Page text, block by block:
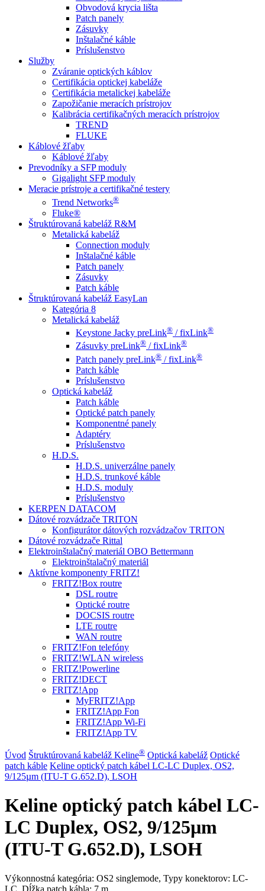
Obvodová krycia lišta
Patch panely
Zásuvky
Inštalačné káble
Príslušenstvo
Služby
Zváranie optických káblov
Certifikácia optickej kabeláže
Certifikácia metalickej kabeláže
Zapožičanie meracích prístrojov
Kalibrácia certifikačných meracích prístrojov
TREND
FLUKE
Káblové žľaby
Káblové žľaby
Prevodníky a SFP moduly
Gigalight SFP moduly
Meracie prístroje a certifikačné testery
Trend Networks®
Fluke®
Štruktúrovaná kabeláž R&M
Metalická kabeláž
Connection moduly
Inštalačné káble
Patch panely
Zásuvky
Patch káble
Štruktúrovaná kabeláž EasyLan
Kategória 8
Metalická kabeláž
Keystone Jacky preLink® / fixLink®
Zásuvky preLink® / fixLink®
Patch panely preLink® / fixLink®
Patch káble
Príslušenstvo
Optická kabeláž
Patch káble
Optické patch panely
Komponentné panely
Adaptéry
Príslušenstvo
H.D.S.
H.D.S. univerzálne panely
H.D.S. trunkové káble
H.D.S. moduly
Príslušenstvo
KERPEN DATACOM
Dátové rozvádzače TRITON
Konfigurátor dátových rozvádzačov TRITON
Dátové rozvádzače Rittal
Elektroinštalačný materiál OBO Bettermann
Elektroinštalačný materiál
Aktívne komponenty FRITZ!
FRITZ!Box routre
DSL routre
Optické routre
DOCSIS routre
LTE routre
WAN routre
FRITZ!Fon telefóny
FRITZ!WLAN wireless
FRITZ!Powerline
FRITZ!DECT
FRITZ!App
MyFRITZ!App
FRITZ!App Fon
FRITZ!App Wi-Fi
FRITZ!App TV
Úvod Štruktúrovaná kabeláž Keline® Optická kabeláž Optické
patch káble Keline optický patch kábel LC-LC Duplex, OS2,
9/125µm (ITU-T G.652.D), LSOH
Keline optický patch kábel LC-
LC Duplex, OS2, 9/125µm
(ITU-T G.652.D), LSOH
Výkonnostná kategória: OS2 singlemode, Typy konektorov: LC-
LC, Dĺžka patch kábla: 7 m